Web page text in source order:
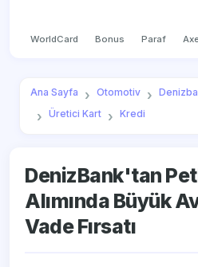
WorldCard Bonus Paraf
Ana Sayfa Otomotiv
Üretici Kart
Kredi
DenizBank'tan
Alımında Büyük
Vade Fırsatı